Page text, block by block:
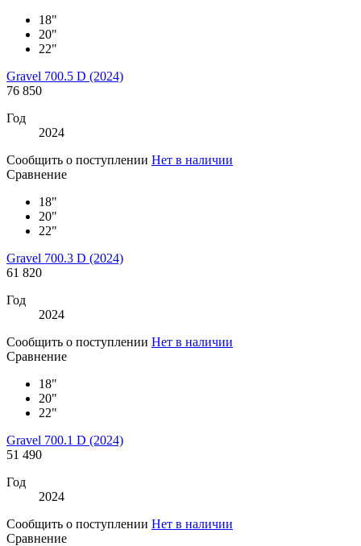
18"
20"
22"
Gravel 700.5 D (2024)
76 850
Год
2024
Сообщить о поступлении Нет в наличии
Сравнение
18"
20"
22"
Gravel 700.3 D (2024)
61 820
Год
2024
Сообщить о поступлении Нет в наличии
Сравнение
18"
20"
22"
Gravel 700.1 D (2024)
51 490
Год
2024
Сообщить о поступлении Нет в наличии
Сравнение